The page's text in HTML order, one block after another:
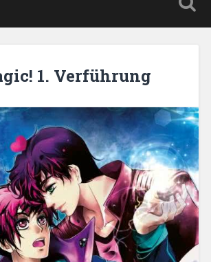
1. Verführung